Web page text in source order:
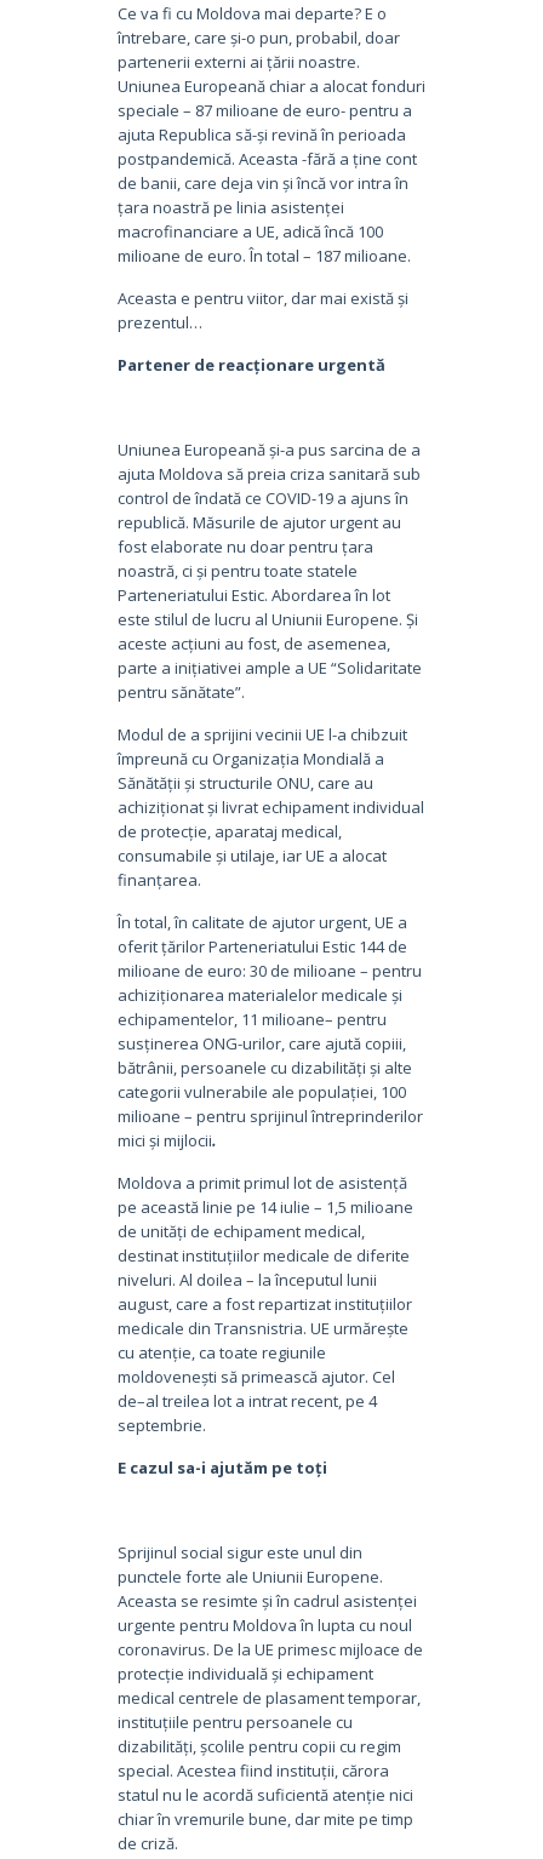
Ce va fi cu Moldova mai departe? E o
întrebare, care și-o pun, probabil, doar
partenerii externi ai țării noastre.
Uniunea Europeană chiar a alocat fonduri
speciale – 87 milioane de euro- pentru a
ajuta Republica să-și revină în perioada
postpandemică. Aceasta -fără a ține cont
de banii, care deja vin și încă vor intra în
țara noastră pe linia asistenței
macrofinanciare a UE, adică încă 100
milioane de euro. În total – 187 milioane.
Aceasta e pentru viitor, dar mai există și
prezentul…
Partener de reacționare urgentă
Uniunea Europeană și-a pus sarcina de a
ajuta Moldova să preia criza sanitară sub
control de îndată ce COVID-19 a ajuns în
republică. Măsurile de ajutor urgent au
fost elaborate nu doar pentru țara
noastră, ci și pentru toate statele
Parteneriatului Estic. Abordarea în lot
este stilul de lucru al Uniunii Europene. Și
aceste acțiuni au fost, de asemenea,
parte a inițiativei ample a UE “Solidaritate
pentru sănătate”.
Modul de a sprijini vecinii UE l-a chibzuit
împreună cu Organizația Mondială a
Sănătății și structurile ONU, care au
achiziționat și livrat echipament individual
de protecție, aparataj medical,
consumabile și utilaje, iar UE a alocat
finanțarea.
În total, în calitate de ajutor urgent, UE a
oferit țărilor Parteneriatului Estic 144 de
milioane de euro: 30 de milioane – pentru
achiziționarea materialelor medicale și
echipamentelor, 11 milioane– pentru
susținerea ONG-urilor, care ajută copiii,
bătrânii, persoanele cu dizabilități și alte
categorii vulnerabile ale populației, 100
milioane – pentru sprijinul întreprinderilor
mici și mijlocii.
Moldova a primit primul lot de asistență
pe această linie pe 14 iulie – 1,5 milioane
de unități de echipament medical,
destinat instituțiilor medicale de diferite
niveluri. Al doilea – la începutul lunii
august, care a fost repartizat instituțiilor
medicale din Transnistria. UE urmărește
cu atenție, ca toate regiunile
moldovenești să primească ajutor. Cel
de–al treilea lot a intrat recent, pe 4
septembrie.
E cazul sa-i ajutăm pe toți
Sprijinul social sigur este unul din
punctele forte ale Uniunii Europene.
Aceasta se resimte și în cadrul asistenței
urgente pentru Moldova în lupta cu noul
coronavirus. De la UE primesc mijloace de
protecție individuală și echipament
medical centrele de plasament temporar,
instituțiile pentru persoanele cu
dizabilități, școlile pentru copii cu regim
special. Acestea fiind instituții, cărora
statul nu le acordă suficientă atenție nici
chiar în vremurile bune, dar mite pe timp
de criză.